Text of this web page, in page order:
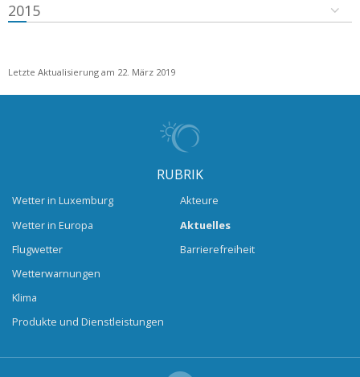
2015
Letzte Aktualisierung am 22. März 2019
RUBRIK
Wetter in Luxemburg
Wetter in Europa
Flugwetter
Wetterwarnungen
Klima
Produkte und Dienstleistungen
Akteure
Aktuelles
Barrierefreiheit